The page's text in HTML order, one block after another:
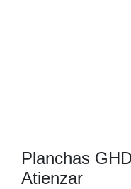
Planchas
Atienzar